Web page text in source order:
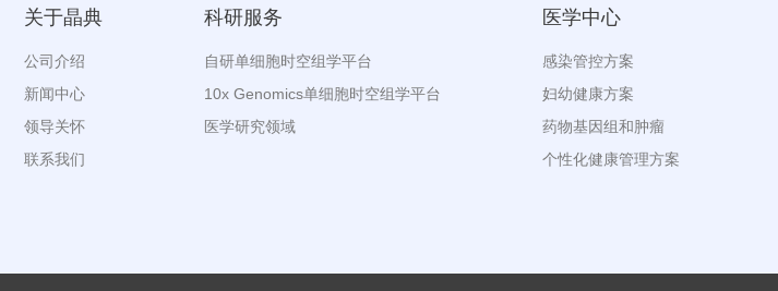
关于晶典
公司介绍
新闻中心
领导关怀
联系我们
科研服务
自研单细胞时空组学平台
10x Genomics单细胞时空组学平台
医学研究领域
医学中心
感染管控方案
妇幼健康方案
药物基因组和肿瘤
个性化健康管理方案